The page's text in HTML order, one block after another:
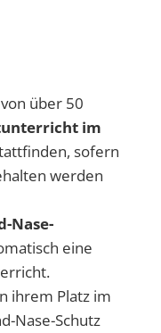
über 50
im
sofern
werden
Nase-
eine
ihrem Platz im
Nase-Schutz